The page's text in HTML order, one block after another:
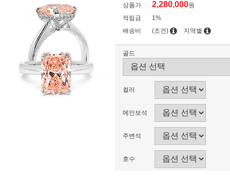
상품가 2,280,000원
적립금
1%
배송비
(조건) 지역별
골드
컬러
메인보석
주변석
호수